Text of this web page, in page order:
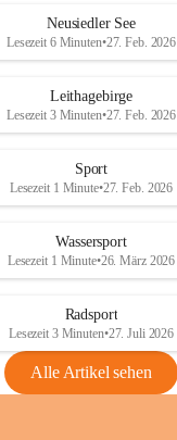
wirtschaftlichen
Bekämpfung
EU Nr. 18
r
S
Neusiedler See
Lesezeit 6 Minuten•27. Feb. 2026
Leithagebirge
Lesezeit 3 Minuten•27. Feb. 2026
Sport
Lesezeit 1 Minute•27. Feb. 2026
Wassersport
Lesezeit 1 Minute•26. März 2026
Radsport
Lesezeit 3 Minuten•27. Juli 2026
Alle Artikel sehen